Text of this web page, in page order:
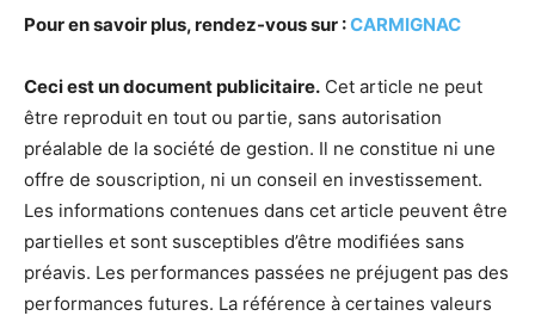
Pour en savoir plus, rendez-vous sur :CARMIGNAC
Ceci est un document publicitaire. Cet article ne peut
être reproduit en tout ou partie, sans autorisation
préalable de la société de gestion. Il ne constitue ni une
offre de souscription, ni un conseil en investissement.
Les informations contenues dans cet article peuvent être
partielles et sont susceptibles d’être modifiées sans
préavis. Les performances passées ne préjugent pas des
performances futures. La référence à certaines valeurs